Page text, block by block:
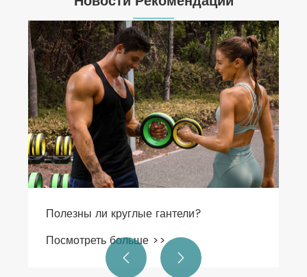
Полезны ли круглые гантели?
Посмотреть больше >>
 